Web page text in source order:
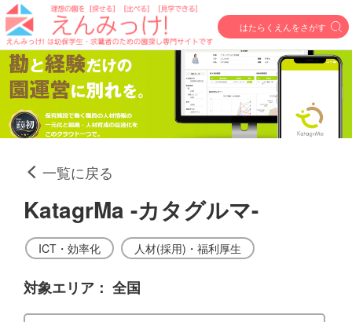
はたらくえんをさがす
一覧に戻る
KatagrMa -カタグルマ-
ICT・効率化 人材(採用)・福利厚生
対象エリア： 全国